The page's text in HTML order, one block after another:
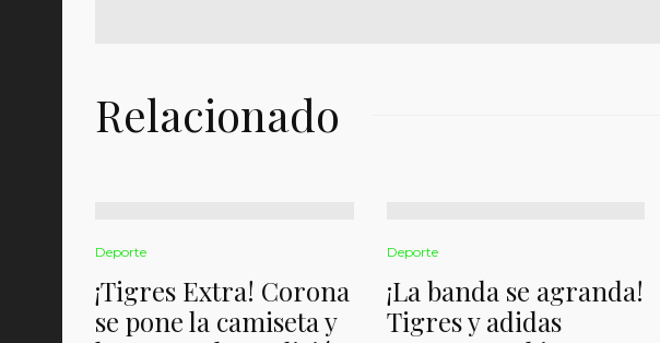
Relacionado
Deporte
¡Tigres Extra! Corona
se pone la camiseta y
Deporte
¡La banda se agranda!
Tigres y adidas